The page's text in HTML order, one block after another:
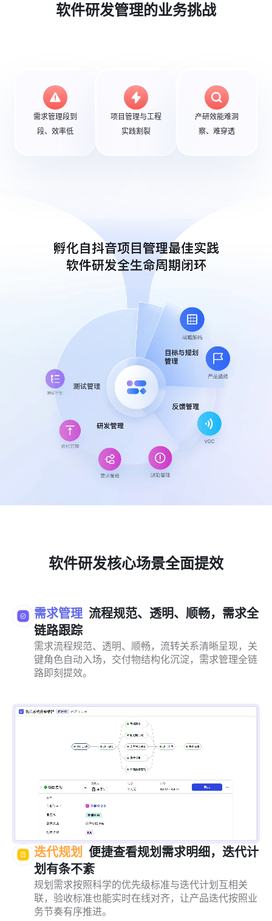
软件研发管理的业务挑战
需求管理段到
段、效率低
项目管理与工程
实践割裂
产研效能难洞
察、难穿透
软件研发核心场景全面提效
需求管理 流程规范、透明、顺畅，需求全
链路跟踪
需求流程规范、透明、顺畅，流转关系清晰呈现，关
键角色自动入场，交付物结构化沉淀，需求管理全链
路即刻提效。
迭代规划 便捷查看规划需求明细，迭代计
划有条不紊
规划需求按照科学的优先级标准与迭代计划互相关
联，验收标准也能实时在线对齐，让产品迭代按照业
务节奏有序推进。